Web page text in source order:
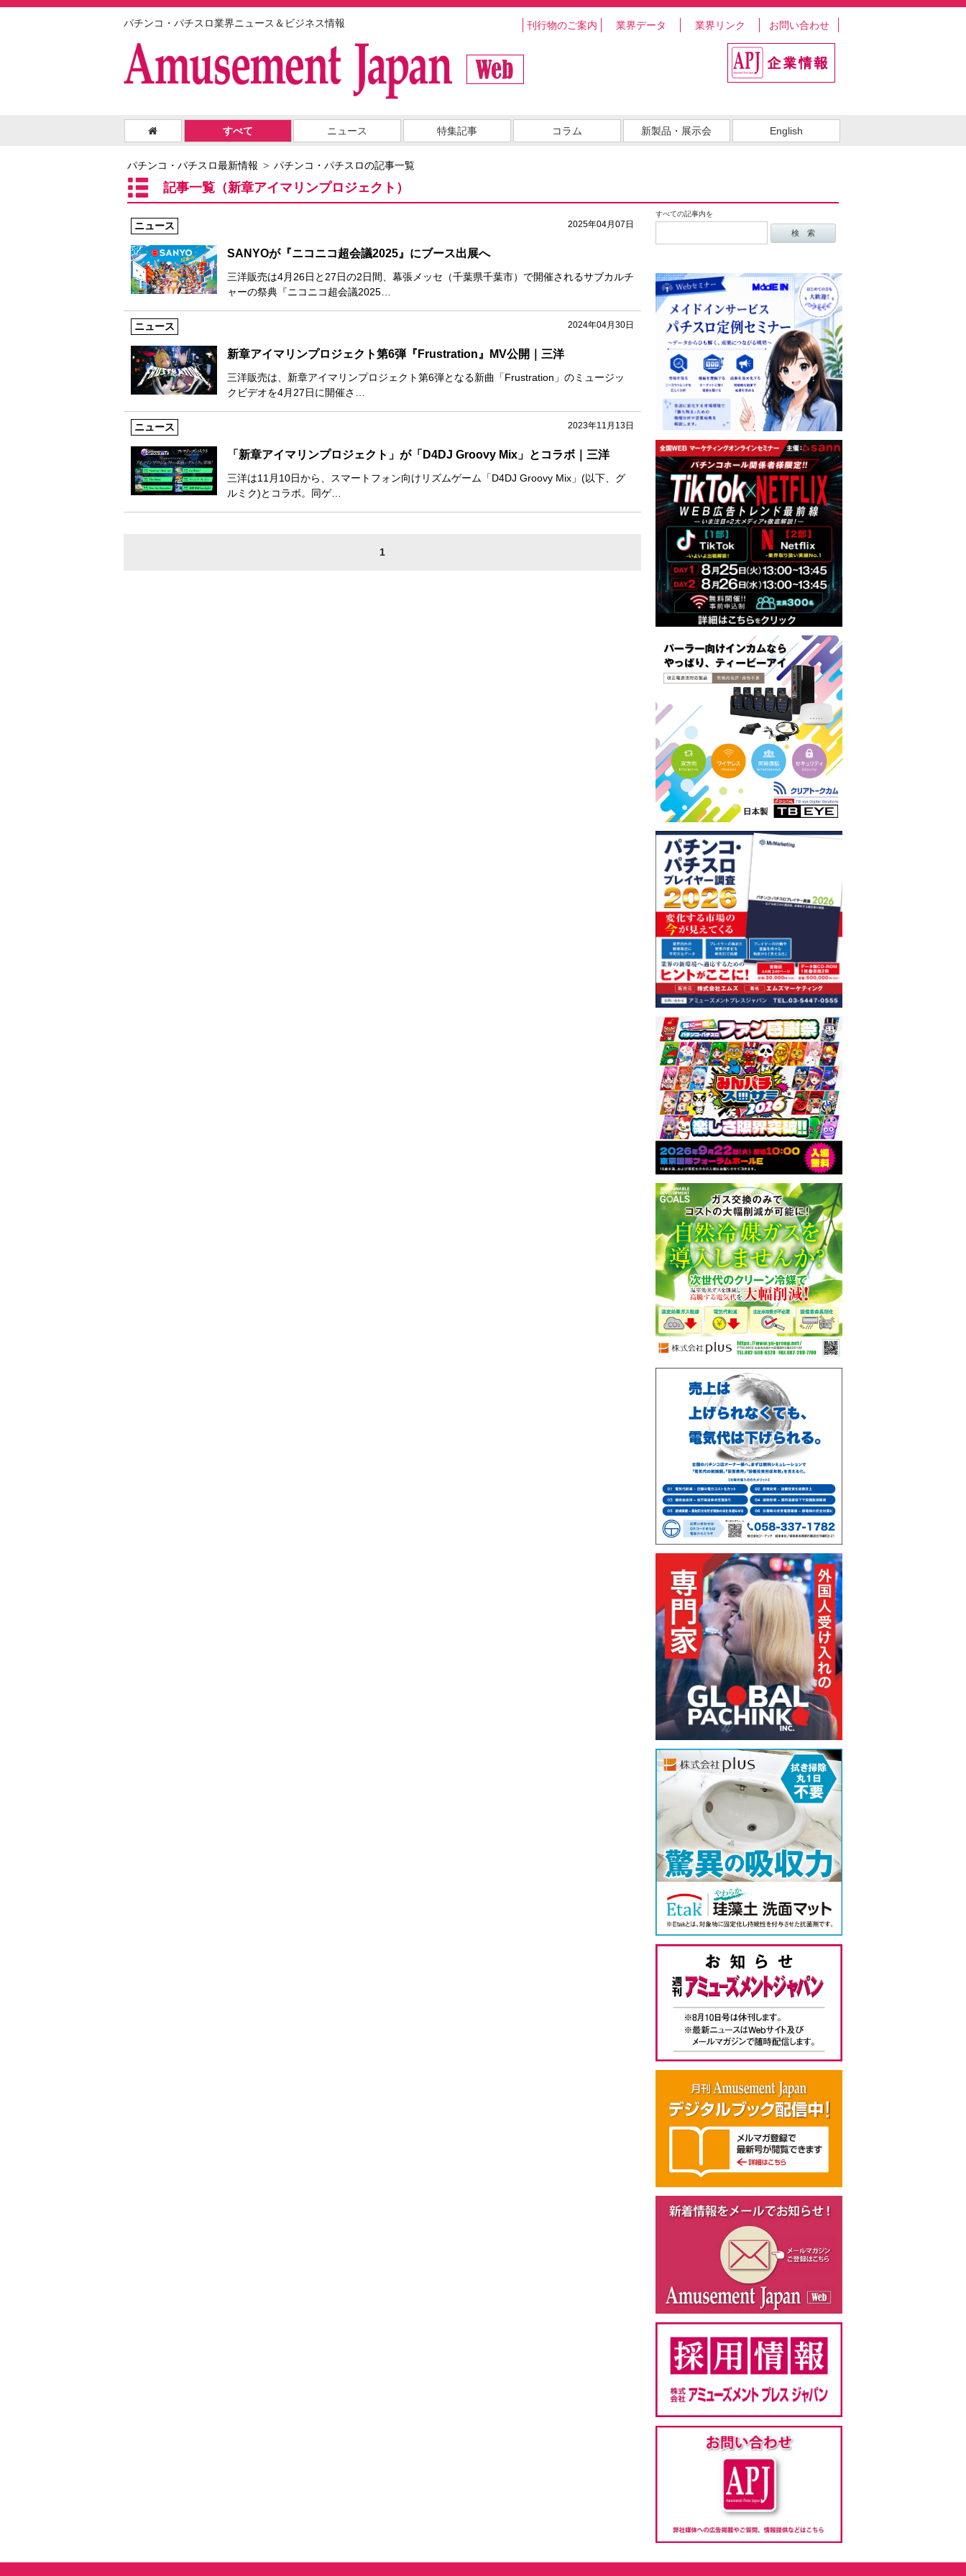
パチンコ・パチスロ業界ニュース＆ビジネス情報 刊行物のご案内 業界データ 業界リンク お問い合わせ
すべて ニュース 特集記事 コラム 新製品・展示会 English
パチンコ・パチスロ最新情報 パチンコ・パチスロの記事一覧
記事一覧（新章アイマリンプロジェクト）
すべての記事内を
2025年04月07日
ニュース
SANYOが『ニコニコ超会議2025』にブース出展へ
三洋販売は4月26日と27日の2日間、幕張メッセ（千葉県千葉市）で開催されるサブカルチ
ャーの祭典『ニコニコ超会議2025…
2024年04月30日
ニュース
新章アイマリンプロジェクト第6弾『Frustration』MV公開｜三洋
三洋販売は、新章アイマリンプロジェクト第6弾となる新曲「Frustration」のミュージッ
クビデオを4月27日に開催さ…
2023年11月13日
ニュース
「新章アイマリンプロジェクト」が「D4DJ Groovy Mix」とコラボ｜三洋
三洋は11月10日から、スマートフォン向けリズムゲーム「D4DJ Groovy Mix」(以下、グ
ルミク)とコラボ。同ゲ…
1